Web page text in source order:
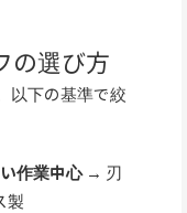
の選び方
以下の基準で絞
作業中心→ 刃
製